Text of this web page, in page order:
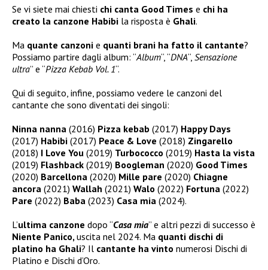
Se vi siete mai chiesti chi canta Good Times e chi ha
creato la canzone Habibi la risposta è Ghali.
Ma quante canzoni e quanti brani ha fatto il cantante?
Possiamo partire dagli album: “Album“, “DNA“, Sensazione
ultra” e “Pizza Kebab Vol. 1“.
Qui di seguito, infine, possiamo vedere le canzoni del
cantante che sono diventati dei singoli:
Ninna nanna (2016) Pizza kebab (2017) Happy Days
(2017) Habibi (2017) Peace & Love (2018) Zingarello
(2018) I Love You (2019) Turbococco (2019) Hasta la vista
(2019) Flashback (2019) Boogleman (2020) Good Times
(2020) Barcellona (2020) Mille pare (2020) Chiagne
ancora (2021) Wallah (2021) Walo (2022) Fortuna (2022)
Pare (2022) Baba (2023) Casa mia (2024).
L’ultima canzone dopo “Casa mia” e altri pezzi di successo è
Niente Panico,uscita nel 2024. Ma quanti dischi di
platino ha Ghali? Il cantante ha vinto numerosi Dischi di
Platino e Dischi d’Oro.